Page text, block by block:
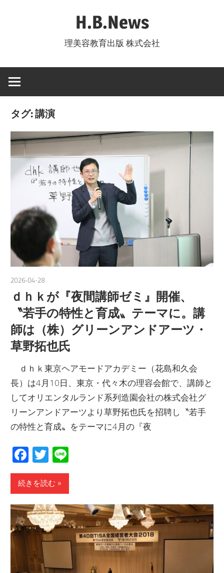
ツ
ス
H.B.News
理美容教育出版 株式会社
タグ:講演
2026-04-28
ｄｈｋが『夜間講師ゼミ』開催、
〝若手の特性と育成〟テーマに。講
師は（株）グリーンアンドアーツ・
草野拓也氏
ｄｈｋ東京ヘアモードアカデミー（花島和久会
長）は4月10日、東京・代々木の理容会館で、講師と
してオリエンタルランド系列造園会社の株式会社グ
リーンアンドアーツより草野拓也氏を招聘し〝若手
の特性と育成〟をテーマに4月の『夜
Facebook
Twitter
続きを読む